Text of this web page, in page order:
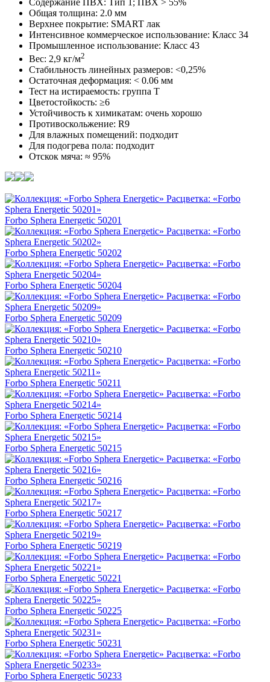
Общая толщина: 2.0 мм
Верхнее покрытие: SMART лак
Интенсивное коммерческое использование: Класс 34
Промышленное использование: Класс 43
Вес: 2,9 кг/м2
Стабильность линейных размеров: <0,25%
Остаточная деформация: < 0.06 мм
Тест на истираемость: группа T
Цветостойкость: ≥6
Устойчивость к химикатам: очень хорошо
Противоскольжение: R9
Для влажных помещений: подходит
Для подогрева пола: подходит
Отскок мяча: ≈ 95%
Forbo Sphera Energetic 50201
Forbo Sphera Energetic 50202
Forbo Sphera Energetic 50204
Forbo Sphera Energetic 50209
Forbo Sphera Energetic 50210
Forbo Sphera Energetic 50211
Forbo Sphera Energetic 50214
Forbo Sphera Energetic 50215
Forbo Sphera Energetic 50216
Forbo Sphera Energetic 50217
Forbo Sphera Energetic 50219
Forbo Sphera Energetic 50221
Forbo Sphera Energetic 50225
Forbo Sphera Energetic 50231
Forbo Sphera Energetic 50233